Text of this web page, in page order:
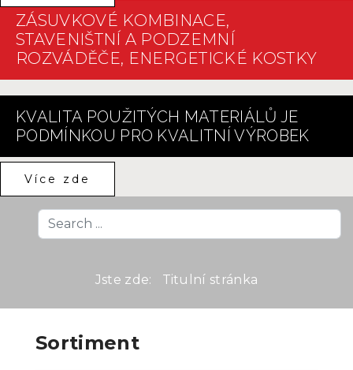
ZÁSUVKOVÉ KOMBINACE,
STAVENIŠTNÍ A PODZEMNÍ
ROZVÁDĚČE, ENERGETICKÉ KOSTKY
KVALITA POUŽITÝCH MATERIÁLŮ JE
PODMÍNKOU PRO KVALITNÍ VÝROBEK
Více zde
Search
...
Jste zde: Titulní stránka
Sortiment